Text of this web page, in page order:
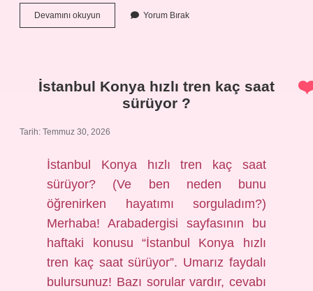
Devamını okuyun
oktav
Yorum Bırak
İstanbul Konya hızlı tren kaç saat
sürüyor ?
Tarih: Temmuz 30, 2026
İstanbul Konya hızlı tren kaç saat
sürüyor? (Ve ben neden bunu
öğrenirken hayatımı sorguladım?)
Merhaba! Arabadergisi sayfasının bu
haftaki konusu “İstanbul Konya hızlı
tren kaç saat sürüyor”. Umarız faydalı
bulursunuz! Bazı sorular vardır, cevabı